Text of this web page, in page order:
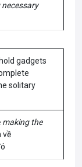
gadgets
solitary
making the
về